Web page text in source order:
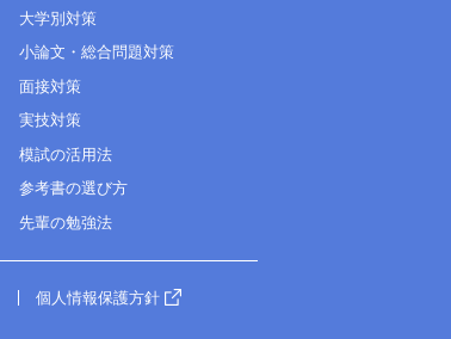
大学別対策
小論文・総合問題対策
面接対策
実技対策
模試の活用法
参考書の選び方
先輩の勉強法
個人情報保護方針